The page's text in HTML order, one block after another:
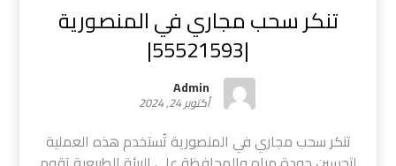
تنكر سحب مجاري في المنصورية
|55521593|
Admin
أكتوبر 24, 2024
تنكر سحب مجاري في المنصورية تُستخدم هذه العملية